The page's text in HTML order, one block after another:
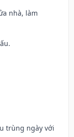
nhà, làm
trùng ngày với